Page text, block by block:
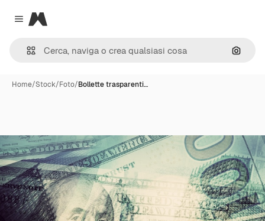
Close menu
Magnific
Cerca
Home/Stock/Foto/Bollette trasparenti…